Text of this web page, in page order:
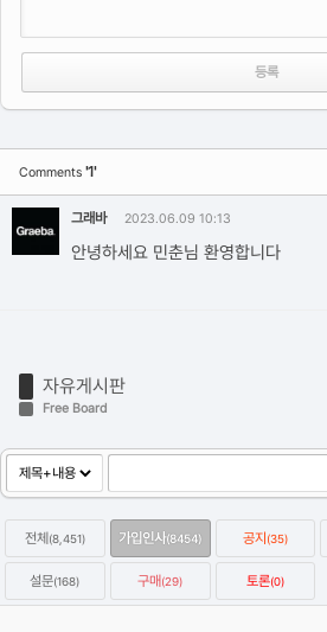
Comments '1'
그래바 2023.06.09 10:13
안녕하세요 민춘님 환영합니다
자유게시판
Free Board
전체 (8,451) 가입인사(8454) 공지 (35)
설문(168) 구매(29) 토론(0)